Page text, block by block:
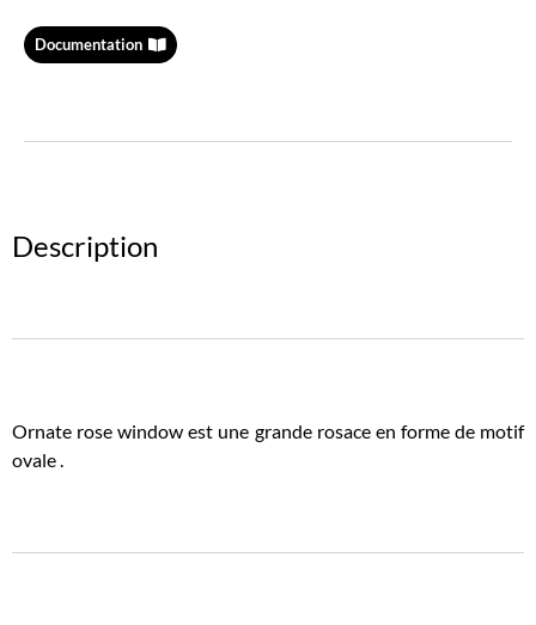
Documentation
Description
Ornate rose window est une grande rosace en forme de motif
ovale .